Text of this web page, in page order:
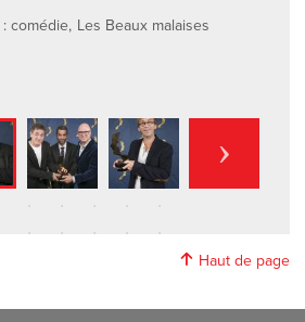
comédie, Les Beaux malaises
Haut de page